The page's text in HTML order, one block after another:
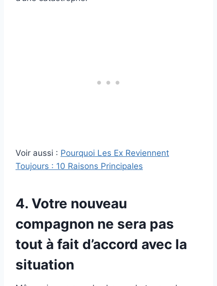
Voir aussi : Pourquoi Les Ex Reviennent
Toujours : 10 Raisons Principales
4. Votre nouveau
compagnon ne sera pas
tout à fait d’accord avec la
situation